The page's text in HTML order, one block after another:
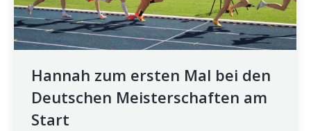
Hannah zum ersten Mal bei den
Deutschen Meisterschaften am
Start